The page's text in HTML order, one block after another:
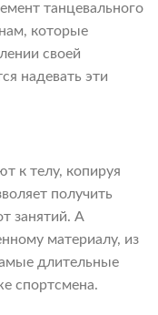
танцевального
которые
своей
надевать эти
к телу, копируя
получить
занятий. А
материалу, из
длительные
спортсмена.